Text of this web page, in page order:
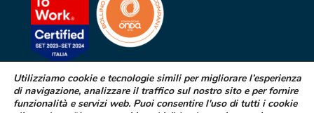
SEGNALAZIONE DI EFFETTI
Utilizziamo cookie e tecnologie simili per migliorare l’esperienza
di navigazione, analizzare il traffico sul nostro sito e per fornire
funzionalità e servizi web. Puoi consentire l'uso di tutti i cookie